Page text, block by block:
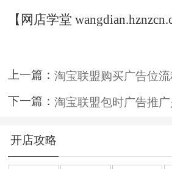
【网店学堂
上一篇：淘宝联盟购买广告位流
下一篇：淘宝联盟包时广告推广
开店攻略